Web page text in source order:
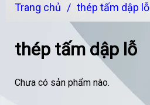
Trang chủ / thép tấm dập lỗ
thép tấm dập lỗ
Chưa có sản phẩm nào.